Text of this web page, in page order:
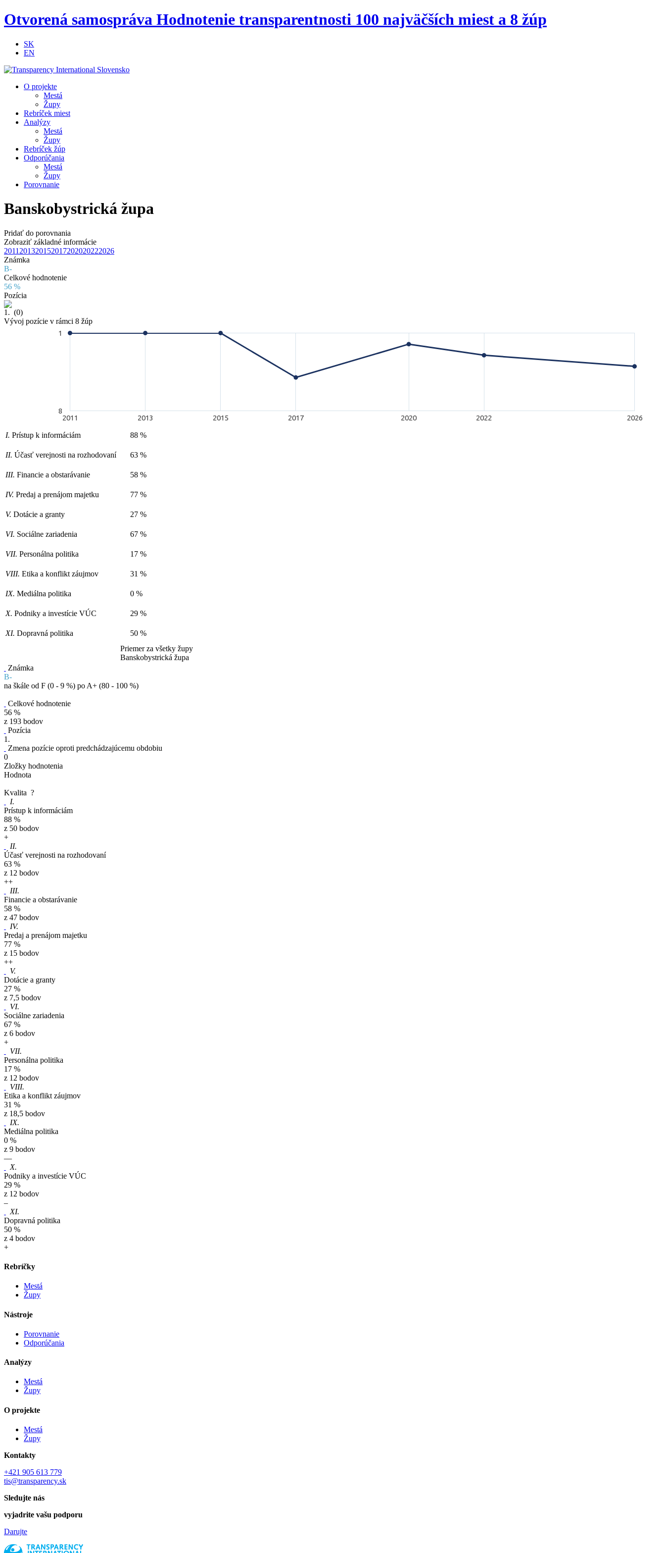
Otvorená samospráva Hodnotenie transparentnosti 100 najväčších miest a 8 žúp
SK
EN
O projekte
Mestá
Župy
Rebríček miest
Analýzy
Mestá
Župy
Rebríček žúp
Odporúčania
Mestá
Župy
Porovnanie
Banskobystrická župa
Pridať do porovnania
Zobraziť základné informácie
2011 201320152017202020222026
Známka
B-
Celkové hodnotenie
56 %
Pozícia
1. (0)
Vývoj pozície v rámci 8 žúp
2011 2013 2015 2017 2020 2022 2026
1
8
I. Prístup k informáciám 88 %
II. Účasť verejnosti na rozhodovaní 63 %
III. Financie a obstarávanie 58 %
IV. Predaj a prenájom majetku 77 %
V. Dotácie a granty 27 %
VI. Sociálne zariadenia 67 %
VII. Personálna politika 17 %
VIII. Etika a konflikt záujmov 31 %
IX. Mediálna politika 0 %
X. Podniky a investície VÚC 29 %
XI. Dopravná politika
50 %
Priemer za všetky župy
Banskobystrická župa
Známka
B-
na škále od F (0 - 9 %) po A+ (80 - 100 %)
Celkové hodnotenie
56 %
z 193 bodov
Pozícia
1.
Zmena pozície oproti predchádzajúcemu obdobiu
0
Zložky hodnotenia
Hodnota
Kvalita ?
I.
Prístup k informáciám
88 %
z 50 bodov
+
II.
Účasť verejnosti na rozhodovaní
63 %
z 12 bodov
++
III.
Financie a obstarávanie
58 %
z 47 bodov
IV.
Predaj a prenájom majetku
77 %
z 15 bodov
++
V.
Dotácie a granty
27 %
z 7,5 bodov
VI.
Sociálne zariadenia
67 %
z 6 bodov
+
VII.
Personálna politika
17 %
z 12 bodov
VIII.
Etika a konflikt záujmov
31 %
z 18,5 bodov
IX.
Mediálna politika
0 %
z 9 bodov
––
X.
Podniky a investície VÚC
29 %
z 12 bodov
–
XI.
Dopravná politika
50 %
z 4 bodov
+
Rebríčky
Mestá
Župy
Nástroje
Porovnanie
Odporúčania
Analýzy
Mestá
Župy
O projekte
Mestá
Župy
Kontakty
+421 905 613 779
tis@transparency.sk
Sledujte nás
vyjadrite vašu podporu
Darujte